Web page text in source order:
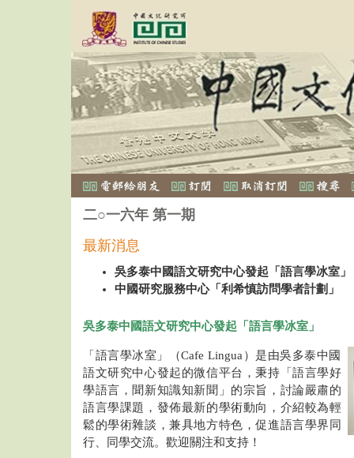
二○一六年 第一期
最新消息
吳多泰中國語文研究中心發起「語言學冰室」
中國研究服務中心「利希慎訪問學者計劃」
吳多泰中國語文研究中心發起「語言學冰室」
「語言學冰室」（Cafe Lingua）是由吳多泰中國
語文研究中心發起的微信平台，秉持「語言學好
學語言，聞新知識知新聞」的宗旨，討論嚴肅的
語言學課題，發佈最新的學術動向，介紹較為輕
鬆的學術雜談，兼具地方特色，促進語言學界同
行、同學交流。歡迎關注和支持！